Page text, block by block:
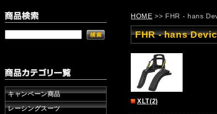
社
タ
ニ
ダ
キャンペーン商品
レーシングスーツ
HOME >> FHR - hans
FHR - hans
XLT(2)